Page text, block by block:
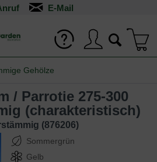
Gehölze
(charakteristisch)
(876206)
Sommergrün
Gelb